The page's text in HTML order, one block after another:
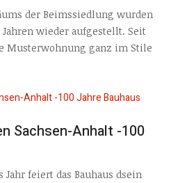
der Beimssiedlung wurden
Jahren wieder aufgestellt. Seit
Musterwohnung ganz im Stile
Sachsen-Anhalt -100
Jahr feiert das Bauhaus dsein